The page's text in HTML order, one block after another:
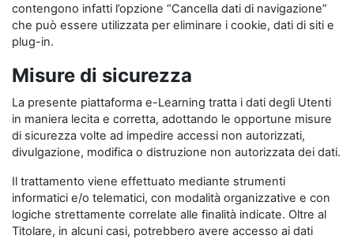
contengono infatti l’opzione “Cancella dati di navigazione”
che può essere utilizzata per eliminare i cookie, dati di siti e
plug-in.
Misure di sicurezza
La presente piattaforma e-Learning tratta i dati degli Utenti
in maniera lecita e corretta, adottando le opportune misure
di sicurezza volte ad impedire accessi non autorizzati,
divulgazione, modifica o distruzione non autorizzata dei dati.
Il trattamento viene effettuato mediante strumenti
informatici e/o telematici, con modalità organizzative e con
logiche strettamente correlate alle finalità indicate. Oltre al
Titolare, in alcuni casi, potrebbero avere accesso ai dati